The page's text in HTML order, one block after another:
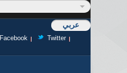
عربي
Facebook
Twitter